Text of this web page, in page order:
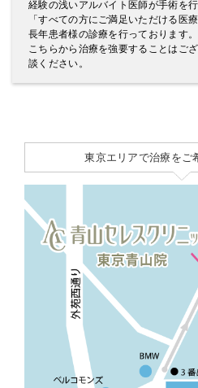
経験の浅いアルバイト医師が手術を
「すべての方にご満足いただける医
長年患者様の診療を行っております。
こちらから治療を強要することはご
談ください。
東京エリアで治療をご